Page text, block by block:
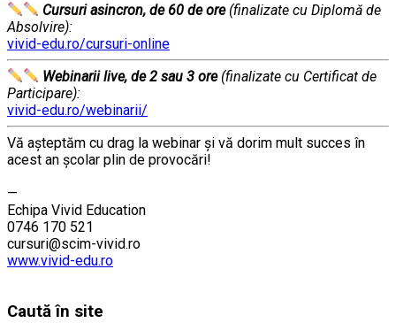
Cursuri asincron, de 60 de ore (finalizate cu Diplomă de
Absolvire):
vivid-edu.ro/cursuri-online
Webinarii live, de 2 sau 3 ore (finalizate cu Certificat de
Participare):
vivid-edu.ro/webinarii/
Vă aşteptăm cu drag la webinar şi vă dorim mult succes în
acest an şcolar plin de provocări!
—
Echipa Vivid Education
0746 170 521
cursuri@scim-vivid.ro
www.vivid-edu.ro
Caută în site